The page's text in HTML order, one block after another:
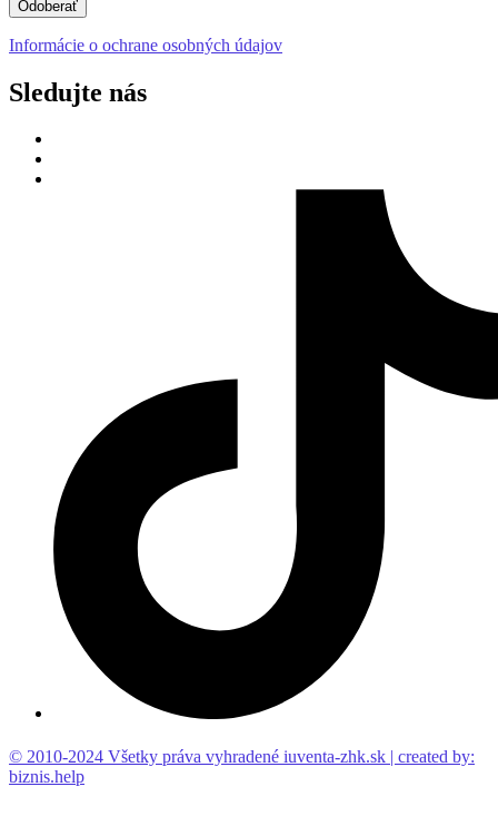
Odoberať
Informácie o ochrane osobných údajov
Sledujte nás
© 2010-2024 Všetky práva vyhradené iuventa-zhk.sk | created by:
biznis.help